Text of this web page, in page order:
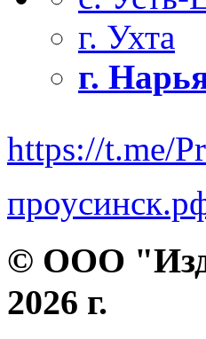
г. Ухта
г.
https://t.me/
© ООО
2026 г.